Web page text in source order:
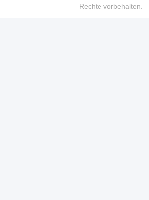
Rechte vorbehalten.